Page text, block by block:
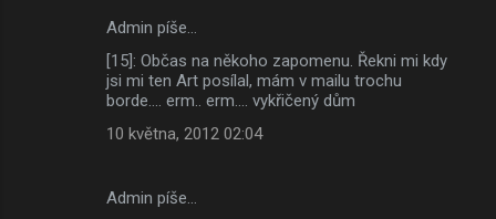
Admin píše…
[15]: Občas na někoho zapomenu. Řekni mi kdy
jsi mi ten Art posílal, mám v mailu trochu
borde.... erm.. erm.... vykřičený dům
10 května, 2012 02:04
Admin píše…